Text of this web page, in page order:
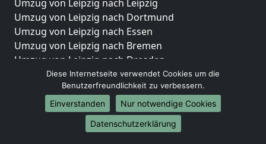
Umzug von Leipzig nach Leipzig
Umzug von Leipzig nach Dortmund
Umzug von Leipzig nach Essen
Umzug von Leipzig nach Bremen
Umzug von Leipzig nach Dresden
Umzug von Leipzig nach Hannover
Umzug von Leipzig nach Nürnberg
Umzug von Leipzig nach Duisburg
Umzug von Leipzig nach Bochum
Umzug von Leipzig nach Wuppertal
Diese Internetseite verwendet Cookies um die
Benutzerfreundlichkeit zu verbessern.
Einverstanden
Nur notwendige Cookies
Datenschutzerklärung